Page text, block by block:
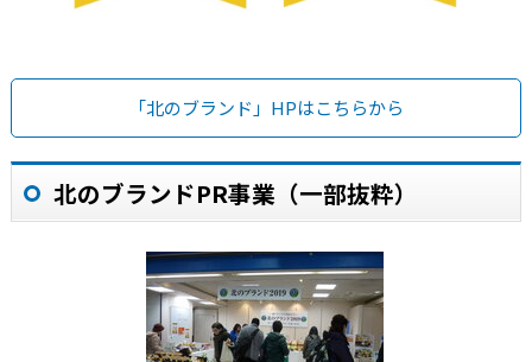
「北のブランド」HPはこちらから
北のブランドPR事業（一部抜粋）